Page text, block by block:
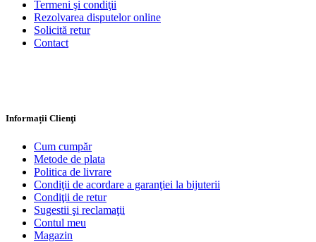
Termeni şi condiţii
Rezolvarea disputelor online
Solicită retur
Contact
Informații Clienţi
Cum cumpăr
Metode de plata
Politica de livrare
Condiţii de acordare a garanţiei la bijuterii
Condiţii de retur
Sugestii şi reclamaţii
Contul meu
Magazin